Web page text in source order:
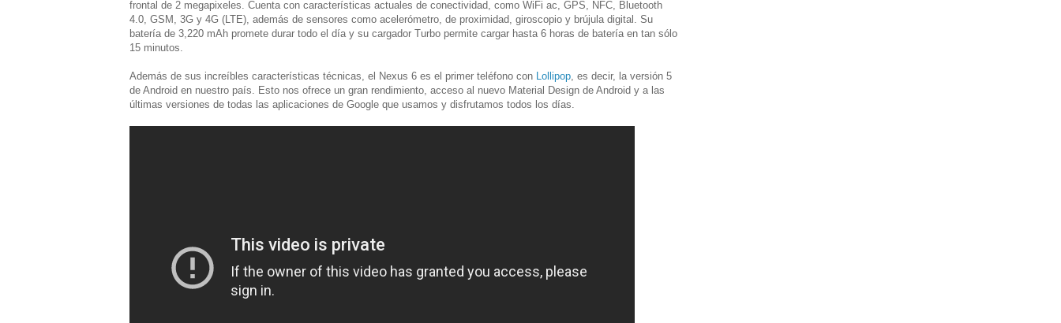
frontal de 2 megapixeles. Cuenta con características actuales de conectividad, como WiFi ac, GPS, NFC, Bluetooth
4.0, GSM, 3G y 4G (LTE), además de sensores como acelerómetro, de proximidad, giroscopio y brújula digital. Su
batería de 3,220 mAh promete durar todo el día y su cargador Turbo permite cargar hasta 6 horas de batería en tan sólo
15 minutos.
Además de sus increíbles características técnicas, el Nexus 6 es el primer teléfono con Lollipop , es decir, la versión 5
de Android en nuestro país. Esto nos ofrece un gran rendimiento, acceso al nuevo Material Design de Android y a las
últimas versiones de todas las aplicaciones de Google que usamos y disfrutamos todos los días.